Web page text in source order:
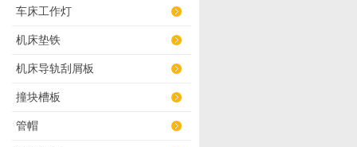
车床工作灯
机床垫铁
机床导轨刮屑板
撞块槽板
管帽